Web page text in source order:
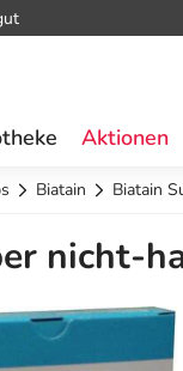
Aktionen
Biatain Biatain
nicht-